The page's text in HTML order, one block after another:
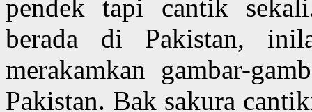
pendek tapi cantik
berada di Pakistan,
merakamkan gambar-
Pakistan. Bak sakura